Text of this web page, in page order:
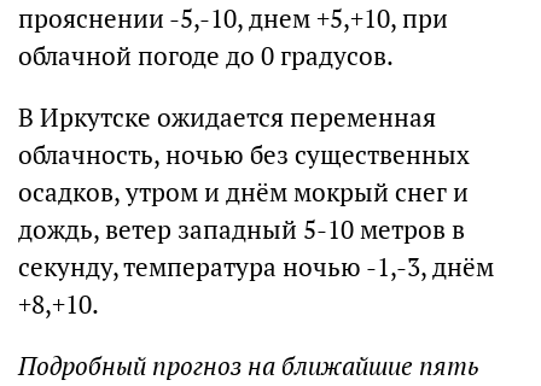
прояснении -5,-10, днем +5,+10, при
облачной погоде до 0 градусов.
В Иркутске ожидается переменная
облачность, ночью без существенных
осадков, утром и днём мокрый снег и
дождь, ветер западный 5-10 метров в
секунду, температура ночью -1,-3, днём
+8,+10.
Подробный прогноз на ближайшие пять